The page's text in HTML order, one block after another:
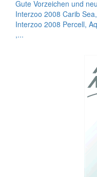
Gute Vorzeichen und
Interzoo 2008 Carib
Interzoo 2008 Percell,
,...